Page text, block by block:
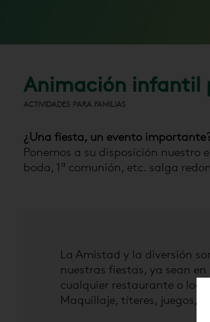
Animación infantil
ACTIVIDADES PARA FAMILIAS
¿Una fiesta, un evento
Ponemos a su disposición
boda, 1ª comunión, etc. salga
La Amistad y la diversión
nuestras fiestas, ya sean
cualquier restaurante o
Maquillaje, títeres, juegos,